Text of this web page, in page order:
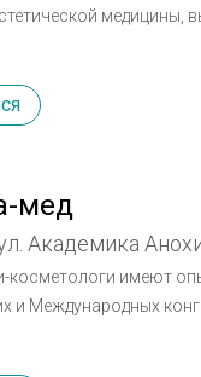
уровня. Аппаратная косметология на самых
аппаратах, нитевой
мед
Академика
косметологи имеют
и Международных
практике мы
только безопасные,